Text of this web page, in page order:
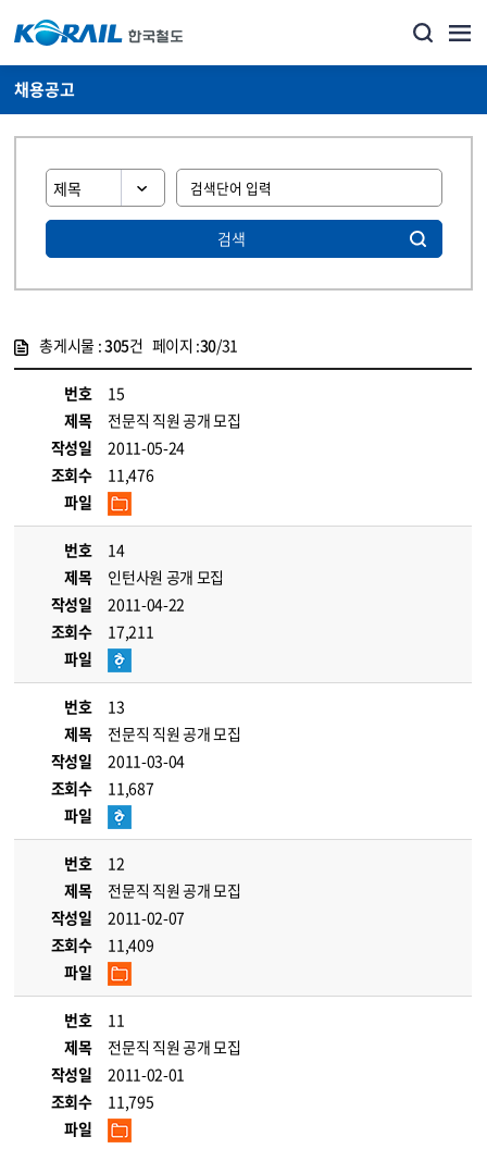
채용공고
검색
총게시물 :305건 페이지 :30/31
번호
15
제목
전문직 직원 공개 모집
작성일
2011-05-24
조회수
11,476
파일
번호
14
제목
인턴사원 공개 모집
작성일
2011-04-22
조회수
17,211
파일
번호
13
제목
전문직 직원 공개 모집
작성일
2011-03-04
조회수
11,687
파일
번호
12
제목
전문직 직원 공개 모집
작성일
2011-02-07
조회수
11,409
파일
번호
11
제목
전문직 직원 공개 모집
작성일
2011-02-01
조회수
11,795
파일